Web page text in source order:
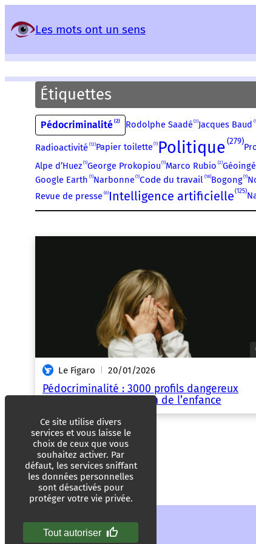
Les mots ont un sens
Étiquettes
Pédocriminalité 2 Rodolphe Saadé 3 Jacques Baud 1
Radioactivité 12 Papier toilette 1 Politique 279
Alpe d’Huez 1 George Prokopiou 1 Marco Rubio 2
Google Earth 1 Narbonne 1 Code du travail 18 Bogong 1
Revue de presse 6 Intelligence artificielle 125
Le Figaro 20/01/2026
Pédocriminalité : 3000 profils dangereux
écartés de la protection de l’enfance
Panneau de gestion des services
Ce site utilise divers
services et vous laisse le
choix de ceux que vous
souhaitez activer. Par
défaut, les services sniffant
les données personnelles
sont désactivés pour
protéger votre vie privée.
Tout autoriser